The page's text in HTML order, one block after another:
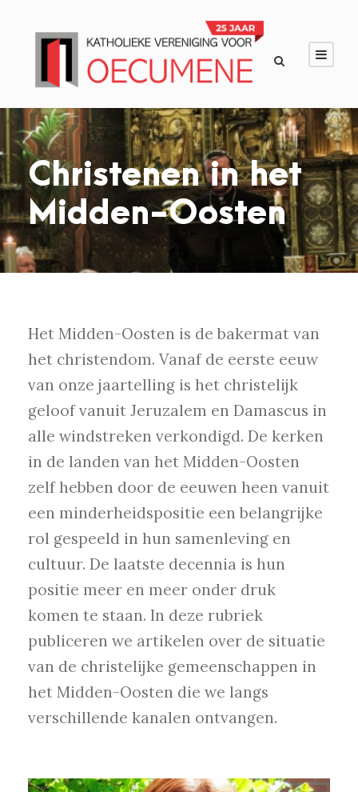
Christenen in het
Midden-Oosten
Het Midden-Oosten is de bakermat van
het christendom. Vanaf de eerste eeuw
van onze jaartelling is het christelijk
geloof vanuit Jeruzalem en Damascus in
alle windstreken verkondigd. De kerken
in de landen van het Midden-Oosten
zelf hebben door de eeuwen heen vanuit
een minderheidspositie een belangrijke
rol gespeeld in hun samenleving en
cultuur. De laatste decennia is hun
positie meer en meer onder druk
komen te staan. In deze rubriek
publiceren we artikelen over de situatie
van de christelijke gemeenschappen in
het Midden-Oosten die we langs
verschillende kanalen ontvangen.